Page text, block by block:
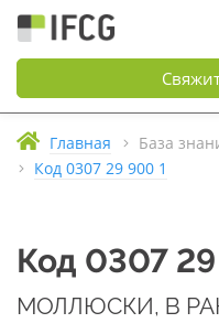
Главная База
Код 0307 29 900 1
Код 0307
МОЛЛЮСКИ, В